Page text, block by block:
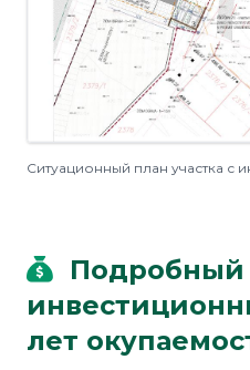
Ситуационный план участка с
Подробный
лет